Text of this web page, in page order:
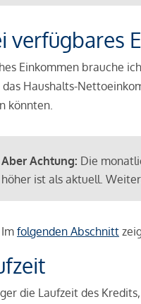
verfügbares
Einkommen brauche
das Haushalts-
könnten.
Aber Achtung: Die
höher ist als aktuell.
Im folgenden Abschnitt
die Laufzeit des